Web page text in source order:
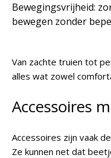
Bewegingsvrijheid:
bewegen zonder
Van zachte truien tot
alles wat zowel
Accessoires
Accessoires zijn vaak
Ze kunnen net dat